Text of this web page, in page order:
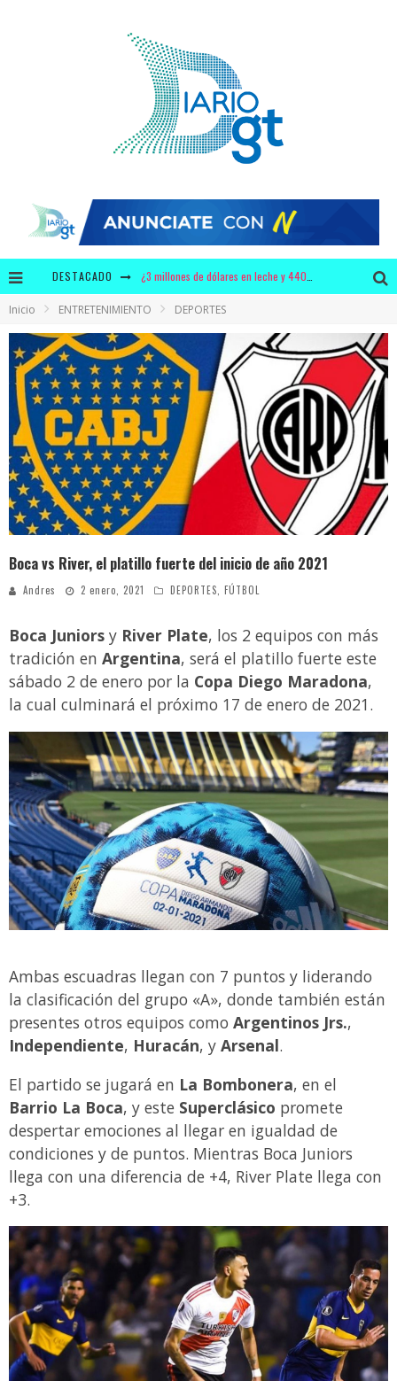
DESTACADO
Video: polémica discusión entre Bancada Semilla y Allan Rodríguez se viraliza
Luz María y el extraño caso que indigna a los guatemaltecos
Reconocida actriz denuncia a Marilyn Manson por abuso sexual y psicológico
Inicio ENTRETENIMIENTO DEPORTES
Boca vs River, el platillo fuerte del inicio de año 2021
Andres 2 enero, 2021 DEPORTES, FÚTBOL
Boca Juniors y River Plate, los 2 equipos con más
tradición en Argentina, será el platillo fuerte este
sábado 2 de enero por la Copa Diego Maradona,
la cual culminará el próximo 17 de enero de 2021.
Ambas escuadras llegan con 7 puntos y liderando
la clasificación del grupo «A», donde también están
presentes otros equipos como Argentinos Jrs.,
Independiente, Huracán, y Arsenal.
El partido se jugará en La Bombonera, en el
Barrio La Boca, y este Superclásico promete
despertar emociones al llegar en igualdad de
condiciones y de puntos. Mientras Boca Juniors
llega con una diferencia de +4, River Plate llega con
+3.